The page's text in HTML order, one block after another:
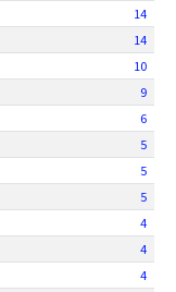
14
14
10
9
6
5
5
5
4
4
4